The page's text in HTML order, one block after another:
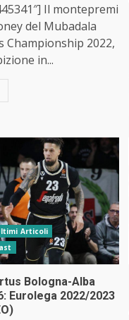
Il montepremi
del Mubadala
Championship 2022,
in...
Articoli
Bologna-Alba
Eurolega 2022/2023